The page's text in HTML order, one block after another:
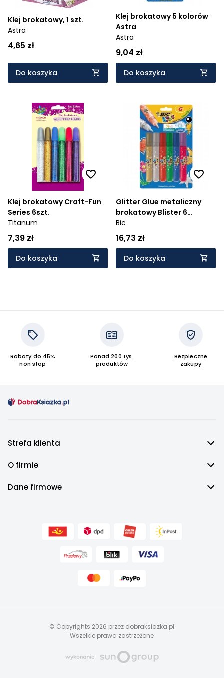
Klej brokatowy, 1 szt.
Astra
4,65 zł
Do koszyka
Klej brokatowy 5 kolorów
Astra
Astra
9,04 zł
Do koszyka
Klej brokatowy Craft-Fun
Series 6szt.
Titanum
7,39 zł
Do koszyka
Glitter Glue metaliczny
brokatowy Blister 6
kolorów
Bic
16,73 zł
Do koszyka
Rabaty do 45%
non stop
Ponad 200 tys.
produktów
Bezpieczne
zakupy
Strefa klienta
O firmie
Dane firmowe
© Copyrights 2026 przez dobraksiazka.pl
Wszelkie prawa zastrzeżone